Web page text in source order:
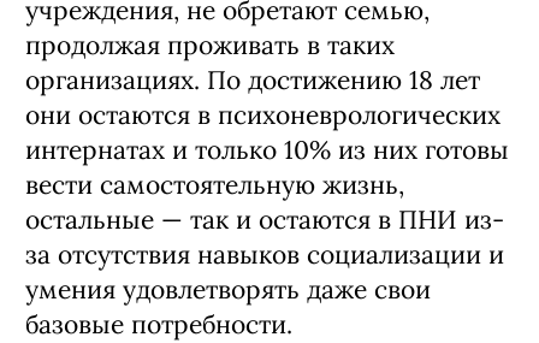
учреждения, не обретают семью,
продолжая проживать в таких
организациях. По достижению 18 лет
они остаются в психоневрологических
интернатах и только 10% из них готовы
вести самостоятельную жизнь,
остальные — так и остаются в ПНИ из-
за отсутствия навыков социализации и
умения удовлетворять даже свои
базовые потребности.